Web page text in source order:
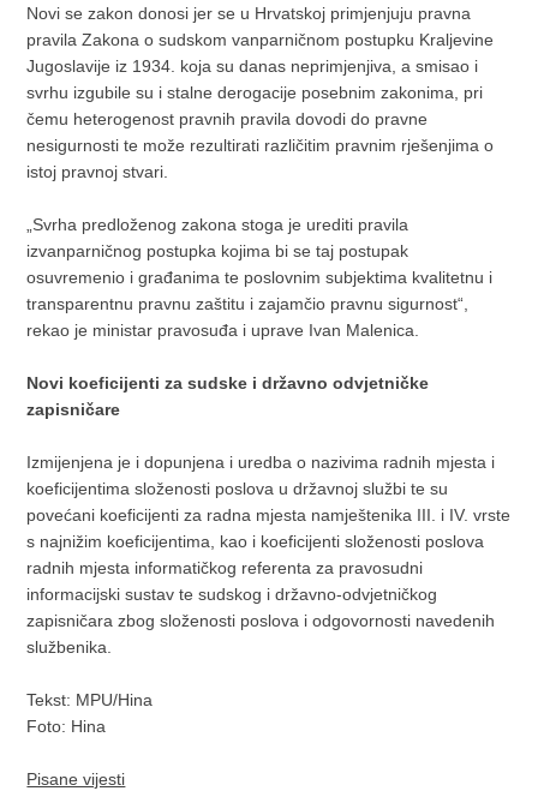
Novi se zakon donosi jer se u Hrvatskoj primjenjuju pravna
pravila Zakona o sudskom vanparničnom postupku Kraljevine
Jugoslavije iz 1934. koja su danas neprimjenjiva, a smisao i
svrhu izgubile su i stalne derogacije posebnim zakonima, pri
čemu heterogenost pravnih pravila dovodi do pravne
nesigurnosti te može rezultirati različitim pravnim rješenjima o
istoj pravnoj stvari.
„Svrha predloženog zakona stoga je urediti pravila
izvanparničnog postupka kojima bi se taj postupak
osuvremenio i građanima te poslovnim subjektima kvalitetnu i
transparentnu pravnu zaštitu i zajamčio pravnu sigurnost“,
rekao je ministar pravosuđa i uprave Ivan Malenica.
Novi koeficijenti za sudske i državno odvjetničke
zapisničare
Izmijenjena je i dopunjena i uredba o nazivima radnih mjesta i
koeficijentima složenosti poslova u državnoj službi te su
povećani koeficijenti za radna mjesta namještenika III. i IV. vrste
s najnižim koeficijentima, kao i koeficijenti složenosti poslova
radnih mjesta informatičkog referenta za pravosudni
informacijski sustav te sudskog i državno-odvjetničkog
zapisničara zbog složenosti poslova i odgovornosti navedenih
službenika.
Tekst: MPU/Hina
Foto: Hina
Pisane vijesti